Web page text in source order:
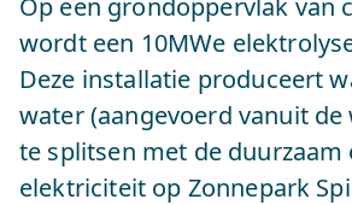
Op een grondoppervlak van
wordt een 10MWe
Deze installatie produceert
water (aangevoerd vanuit
te splitsen met de duurzaam
elektriciteit op Zonnepark